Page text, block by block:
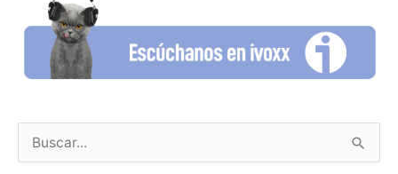
u